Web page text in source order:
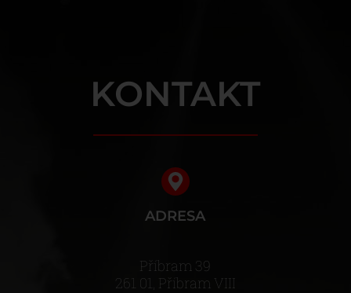
KONTAKT
ADRESA
Příbram 39
261 01, Příbram VIII